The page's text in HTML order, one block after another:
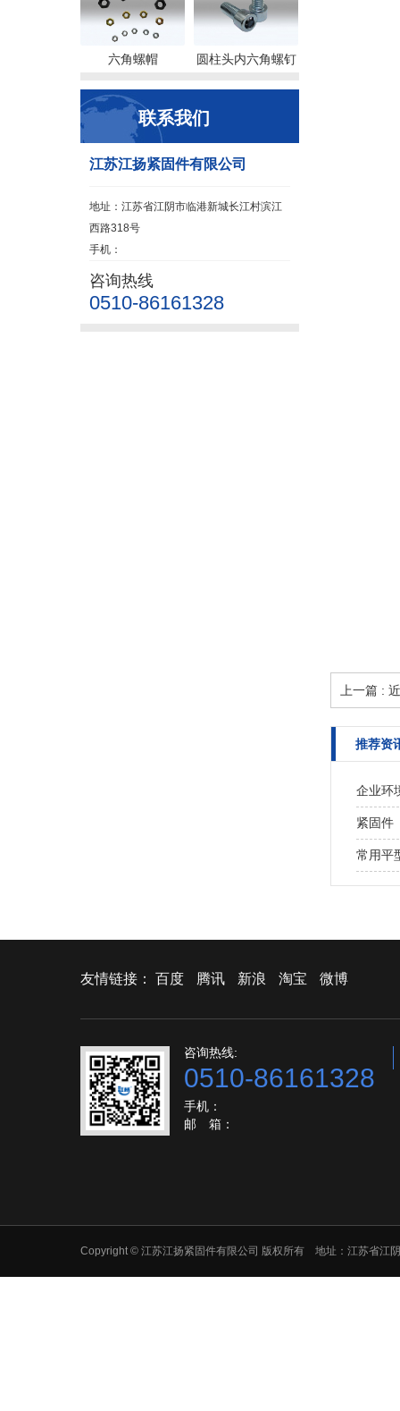
六角螺帽 圆柱头内六角螺钉
联系我们
江苏江扬紧固件有限公司
地址：江苏省江阴市临港新城长江村滨江
西路318号
手机：
咨询热线
0510-86161328
上一篇 :
推荐资
企业环
紧固件
常用平
友情链接： 百度 腾讯 新浪 淘宝 微博
咨询热线:
0510-86161328
手机：
邮 箱：
Copyright © 江苏江扬紧固件有限公司 版权所有 地址：江苏省江